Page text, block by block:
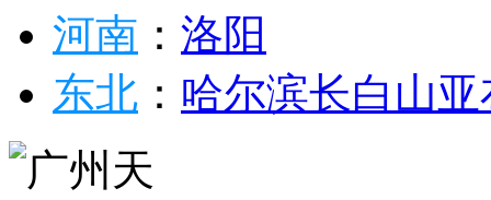
河南 ： 洛阳
东北 ： 哈尔滨长白山